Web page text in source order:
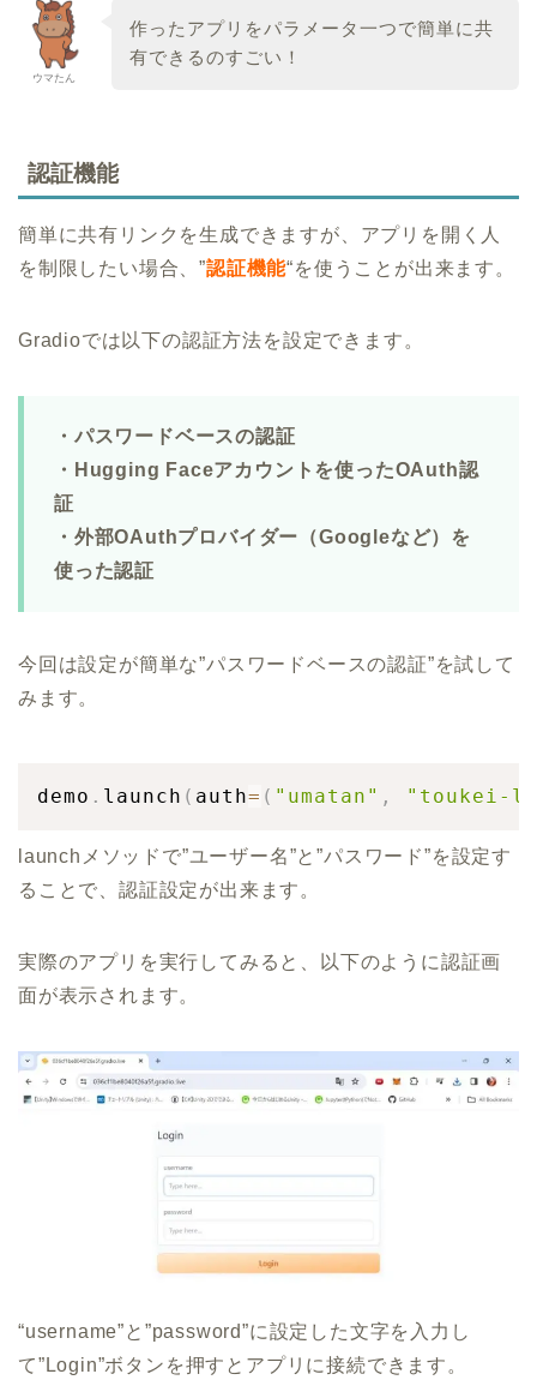
ウマたん
作ったアプリをパラメータ一つで簡単に共
有できるのすごい！
認証機能
簡単に共有リンクを生成できますが、アプリを開く人
を制限したい場合、”認証機能“を使うことが出来ます。
Gradioでは以下の認証方法を設定できます。
・パスワードベースの認証
・Hugging Faceアカウントを使ったOAuth認
証
・外部OAuthプロバイダー（Googleなど）を
使った認証
今回は設定が簡単な”パスワードベースの認証”を試して
みます。
demo . launch ( auth= ( "umatan" , "toukei-
launchメソッドで”ユーザー名”と”パスワード”を設定す
ることで、認証設定が出来ます。
実際のアプリを実行してみると、以下のように認証画
面が表示されます。
“username”と”password”に設定した文字を入力し
て”Login”ボタンを押すとアプリに接続できます。